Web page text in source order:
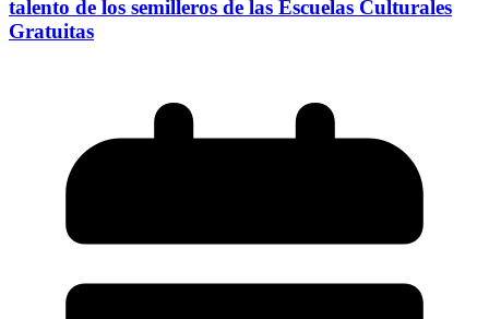
talento de los semilleros de las Escuelas Culturales
Gratuitas